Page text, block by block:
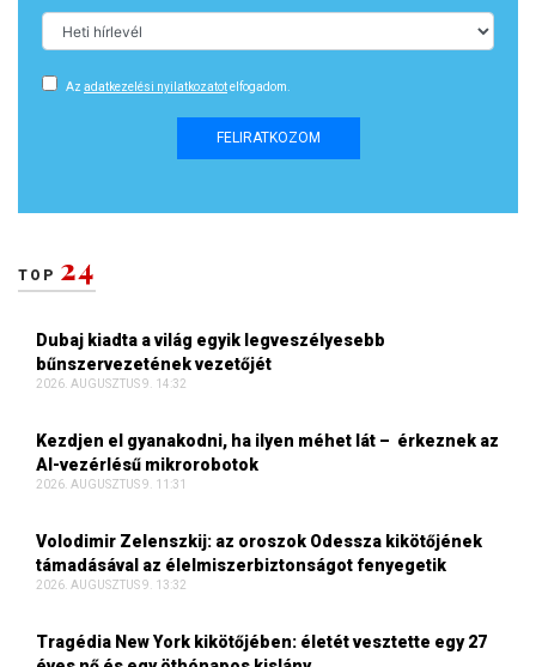
Az adatkezelési nyilatkozatotelfogadom.
FELIRATKOZOM
TOP 24
Dubaj kiadta a világ egyik legveszélyesebb
bűnszervezetének vezetőjét
2026. AUGUSZTUS 9. 14:32
Kezdjen el gyanakodni, ha ilyen méhet lát – érkeznek az
AI-vezérlésű mikrorobotok
2026. AUGUSZTUS 9. 11:31
Volodimir Zelenszkij: az oroszok Odessza kikötőjének
támadásával az élelmiszerbiztonságot fenyegetik
2026. AUGUSZTUS 9. 13:32
Tragédia New York kikötőjében: életét vesztette egy 27